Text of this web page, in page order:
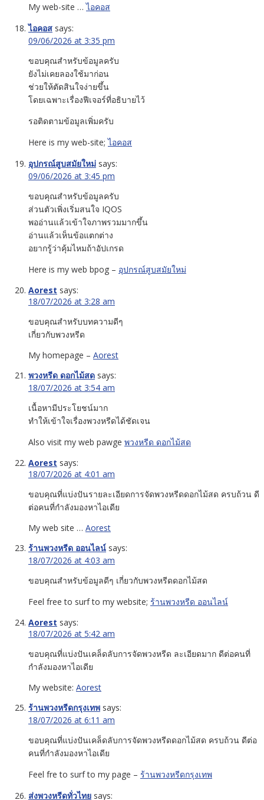
My web-site …ไอคอส
ไอคอส says:
09/06/2026 at 3:35 pm
ขอบคุณสำหรับข้อมูลครับ
ยังไม่เคยลองใช้มาก่อน
ช่วยให้ตัดสินใจง่ายขึ้น
โดยเฉพาะเรื่องฟีเจอร์ที่อธิบายไว้
รอติดตามข้อมูลเพิ่มครับ
Here is my web-site;ไอคอส
อุปกรณ์สูบสมัยใหม่ says:
09/06/2026 at 3:45 pm
ขอบคุณสำหรับข้อมูลครับ
ส่วนตัวเพิ่งเริ่มสนใจ IQOS
พออ่านแล้วเข้าใจภาพรวมมากขึ้น
อ่านแล้วเห็นข้อแตกต่าง
อยากรู้ว่าคุ้มไหมถ้าอัปเกรด
Here is my web bpog – อุปกรณ์สูบสมัยใหม่
Aorest says:
18/07/2026 at 3:28 am
ขอบคุณสำหรับบทความดีๆ
เกี่ยวกับพวงหรีด
My homepage – Aorest
พวงหรีด ดอกไม้สด says:
18/07/2026 at 3:54 am
เนื้อหามีประโยชน์มาก
ทำให้เข้าใจเรื่องพวงหรีดได้ชัดเจน
Also visit my web pawge พวงหรีด ดอกไม้สด
Aorest says:
18/07/2026 at 4:01 am
ขอบคุณที่แบ่งปันรายละเอียดการจัดพวงหรีดดอกไม้สด ครบถ้วน ดี
ต่อคนที่กำลังมองหาไอเดีย
My web site … Aorest
ร้านพวงหรีด ออนไลน์ says:
18/07/2026 at 4:03 am
ขอบคุณสำหรับข้อมูลดีๆ เกี่ยวกับพวงหรีดดอกไม้สด
Feel free to surf to my website; ร้านพวงหรีด ออนไลน์
Aorest says:
18/07/2026 at 5:42 am
ขอบคุณที่แบ่งปันเคล็ดลับการจัดพวงหรีด ละเอียดมาก ดีต่อคนที่
กำลังมองหาไอเดีย
My website: Aorest
ร้านพวงหรีดกรุงเทพ says:
18/07/2026 at 6:11 am
ขอบคุณที่แบ่งปันเคล็ดลับการจัดพวงหรีดดอกไม้สด ครบถ้วน ดีต่อ
คนที่กำลังมองหาไอเดีย
Feel fre to surf to my page – ร้านพวงหรีดกรุงเทพ
ส่งพวงหรีดทั่วไทย says: